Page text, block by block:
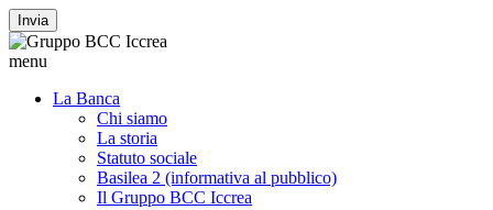
Invia
menu
La Banca
Chi siamo
La storia
Statuto sociale
Basilea 2 (informativa al pubblico)
Il Gruppo BCC Iccrea